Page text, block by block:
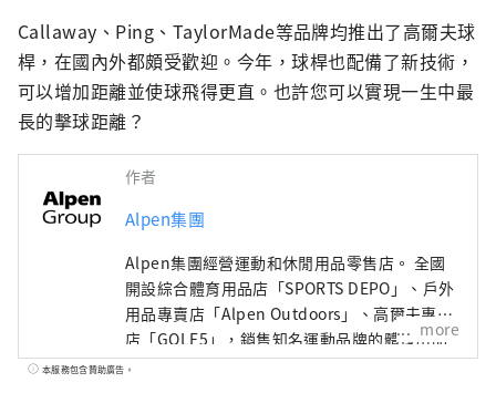
Callaway、Ping、TaylorMade等品牌均推出了高爾夫球
桿，在國內外都頗受歡迎。今年，球桿也配備了新技術，
可以增加距離並使球飛得更直。也許您可以實現一生中最
長的擊球距離？
作者
Alpen集團
Alpen集團經營運動和休閒用品零售店。 全國
開設綜合體育用品店「SPORTS DEPO」、戶外
用品專賣店「Alpen Outdoors」、高爾夫專賣
店「GOLF5」，銷售知名運動品牌的體育用品
以及高度時尚的服裝和鞋子。我們提供廣泛的
more
本服務包含贊助廣告。